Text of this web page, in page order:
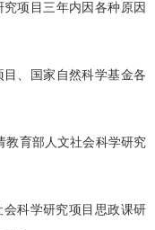
项目三年内因各种原因
、国家自然科学基金各
教育部人文社会科学研究
科学研究项目思政课研